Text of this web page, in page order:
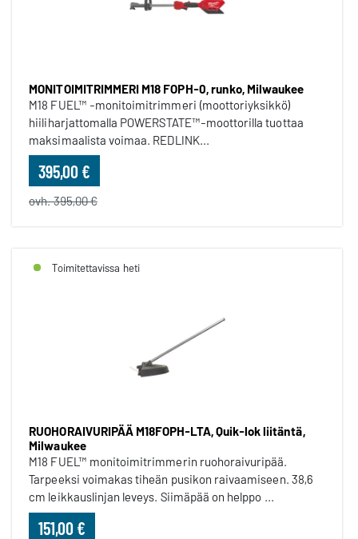
MONITOIMITRIMMERI M18 FOPH-0, runko, Milwaukee
M18 FUEL™ -monitoimitrimmeri (moottoriyksikkö)
hiiliharjattomalla POWERSTATE™-moottorilla tuottaa
maksimaalista voimaa. REDLINK...
395,00 €
ovh. 395,00 €
Toimitettavissa heti
RUOHORAIVURIPÄÄ M18FOPH-LTA, Quik-lok liitäntä,
Milwaukee
M18 FUEL™ monitoimitrimmerin ruohoraivuripää.
Tarpeeksi voimakas tiheän pusikon raivaamiseen. 38,6
cm leikkauslinjan leveys. Siimäpää on helppo ...
151,00 €